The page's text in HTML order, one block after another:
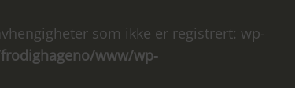
som ikke er registrert: wp-
www/wp-